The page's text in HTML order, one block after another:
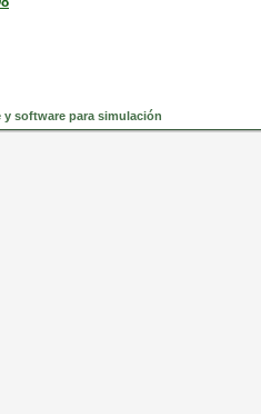
y software para simulación